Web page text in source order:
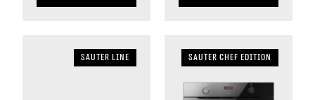
Sauter Chef Edition
sauter LINE